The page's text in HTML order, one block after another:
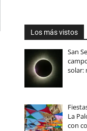
Los más vistos
San
solar:
La
con